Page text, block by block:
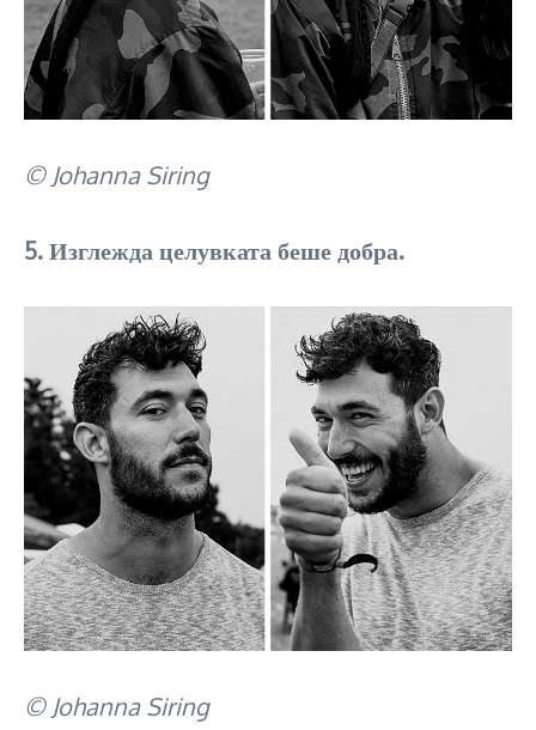
© Johanna Siring
5. Изглежда целувката беше добра.
© Johanna Siring